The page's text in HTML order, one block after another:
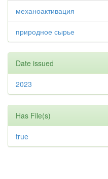
механоактивация
природное сырье
Date issued
2023
Has File(s)
true